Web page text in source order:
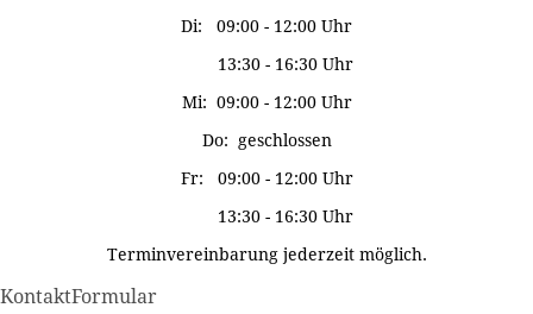
Di: 09:00 - 12:00 Uhr
13:30 - 16:30 Uhr
Mi: 09:00 - 12:00 Uhr
Do: geschlossen
Fr: 09:00 - 12:00 Uhr
13:30 - 16:30 Uhr
Terminvereinbarung jederzeit möglich.
KontaktFormular